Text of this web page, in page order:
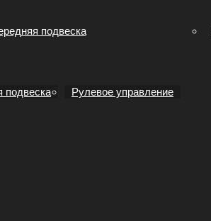
подвеска
подвеска Рулевое управление